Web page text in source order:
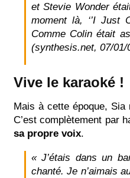
et Stevie Wonder
moment là, ‘’I Just
Comme Colin était
(synthesis.net, 07/01/
Vive le karaoké !
Mais à cette époque, Sia
C’est complètement par
sa propre voix.
« J’étais dans un
chanté. Je n’aimais